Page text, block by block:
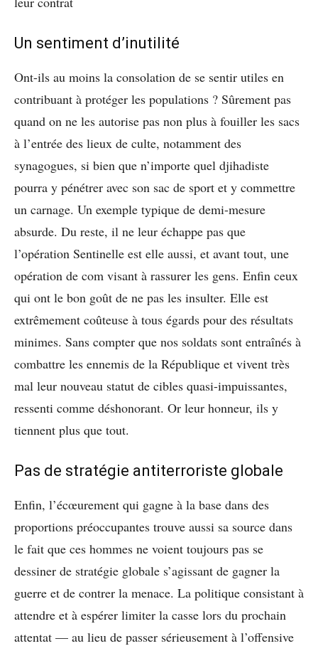
Un sentiment d’inutilité
Ont-ils au moins la consolation de se sentir utiles en
contribuant à protéger les populations ? Sûrement pas
quand on ne les autorise pas non plus à fouiller les sacs
à l’entrée des lieux de culte, notamment des
synagogues, si bien que n’importe quel djihadiste
pourra y pénétrer avec son sac de sport et y commettre
un carnage. Un exemple typique de demi-mesure
absurde. Du reste, il ne leur échappe pas que
l’opération Sentinelle est elle aussi, et avant tout, une
opération de com visant à rassurer les gens. Enfin ceux
qui ont le bon goût de ne pas les insulter. Elle est
extrêmement coûteuse à tous égards pour des résultats
minimes. Sans compter que nos soldats sont entraînés à
combattre les ennemis de la République et vivent très
mal leur nouveau statut de cibles quasi-impuissantes,
ressenti comme déshonorant. Or leur honneur, ils y
tiennent plus que tout.
Pas de stratégie antiterroriste globale
Enfin, l’écœurement qui gagne à la base dans des
proportions préoccupantes trouve aussi sa source dans
le fait que ces hommes ne voient toujours pas se
dessiner de stratégie globale s’agissant de gagner la
guerre et de contrer la menace. La politique consistant à
attendre et à espérer limiter la casse lors du prochain
attentat — au lieu de passer sérieusement à l’offensive